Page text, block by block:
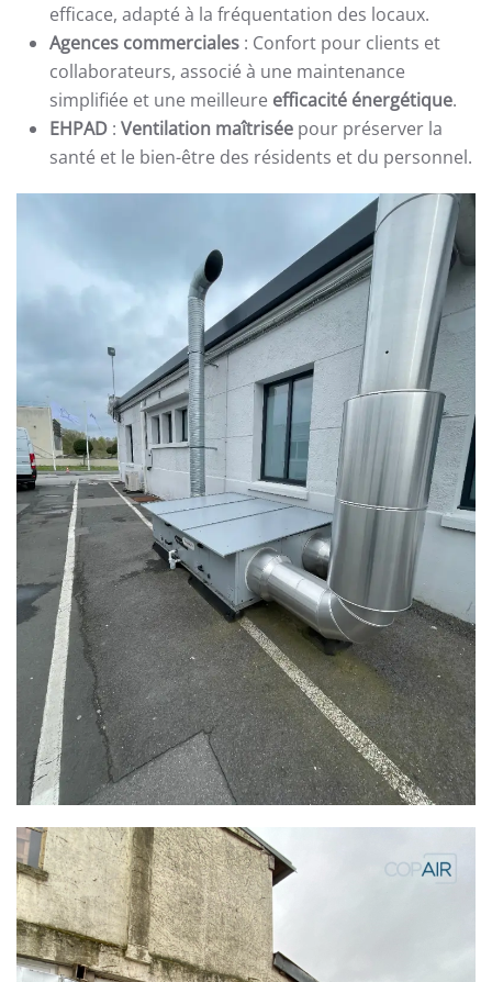
efficace, adapté à la fréquentation des locaux.
Agences commerciales : Confort pour clients et
collaborateurs, associé à une maintenance
simplifiée et une meilleure efficacité énergétique.
EHPAD : Ventilation maîtrisée pour préserver la
santé et le bien-être des résidents et du personnel.